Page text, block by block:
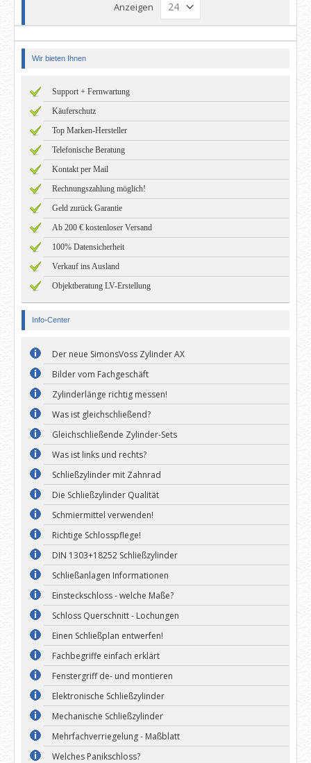
Anzeigen
Wir bieten Ihnen
Support + Fernwartung
Käuferschutz
Top Marken-Hersteller
Telefonische Beratung
Kontakt per Mail
Rechnungszahlung möglich!
Geld zurück Garantie
Ab 200 € kostenloser Versand
100% Datensicherheit
Verkauf ins Ausland
Objektberatung LV-Erstellung
Info-Center
Der neue SimonsVoss Zylinder AX
Bilder vom Fachgeschäft
Zylinderlänge richtig messen!
Was ist gleichschließend?
Gleichschließende Zylinder-Sets
Was ist links und rechts?
Schließzylinder mit Zahnrad
Die Schließzylinder Qualität
Schmiermittel verwenden!
Richtige Schlosspflege!
DIN 1303+18252 Schließzylinder
Schließanlagen Informationen
Einsteckschloss - welche Maße?
Schloss Querschnitt - Lochungen
Einen Schließplan entwerfen!
Fachbegriffe einfach erklärt
Fenstergriff de- und montieren
Elektronische Schließzylinder
Mechanische Schließzylinder
Mehrfachverriegelung - Maßblatt
Welches Panikschloss?